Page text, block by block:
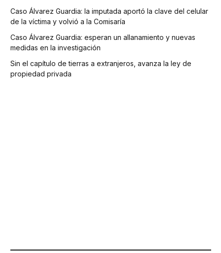
Caso Álvarez Guardia: la imputada aportó la clave del celular
de la víctima y volvió a la Comisaría
Caso Álvarez Guardia: esperan un allanamiento y nuevas
medidas en la investigación
Sin el capítulo de tierras a extranjeros, avanza la ley de
propiedad privada